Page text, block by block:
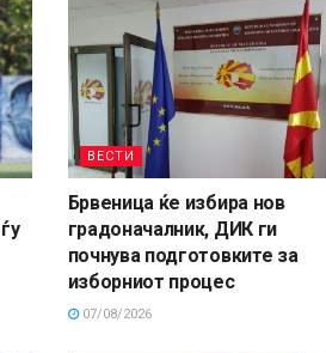
ВЕСТИ
Брвеница ќе избира нов
градоначалник, ДИК ги
почнува подготовките за
изборниот процес
07/08/2026